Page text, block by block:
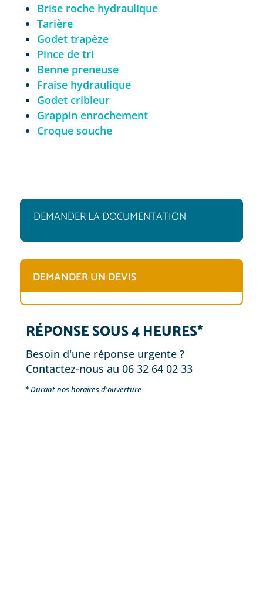
Brise roche hydraulique
Tarière
Godet trapèze
Pince de tri
Benne preneuse
Fraise hydraulique
Godet cribleur
Grappin enrochement
Croque souche
DEMANDER LA DOCUMENTATION
DEMANDER UN DEVIS
RÉPONSE SOUS 4 HEURES*
Besoin d'une réponse urgente ?
Contactez-nous au 06 32 64 02 33
* Durant nos horaires d'ouverture